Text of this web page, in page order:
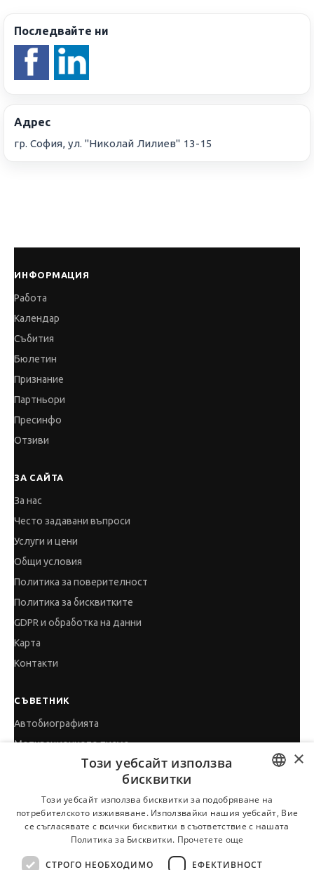
Последвайте ни
Адрес
гр. София, ул. "Николай Лилиев" 13-15
ИНФОРМАЦИЯ
Работа
Календар
Събития
Бюлетин
Признание
Партньори
Пресинфо
Отзиви
ЗА САЙТА
За нас
Често задавани въпроси
Услуги и цени
Общи условия
Политика за поверителност
Политика за бисквитките
GDPR и обработка на данни
Карта
Контакти
СЪВЕТНИК
Автобиографията
Мотивационното писмо
Интервю за работа
Когато получим оферта
Препоръки
Vihra AI
За новодошли
BULGARIAN
ENGLISH
×
Този уебсайт използва
бисквитки
Този уебсайт използва бисквитки за подобряване на
потребителското изживяване. Използвайки нашия уебсайт, Вие
се съгласявате с всички бисквитки в съответствие с нашата
Политика за Бисквитки. Прочетете още
СТРОГО НЕОБХОДИМО ЕФЕКТИВНОСТ